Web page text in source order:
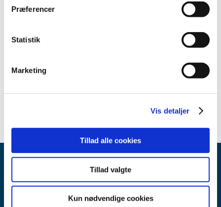
Præferencer
Statistik
Marketing
Vis detaljer
Tillad alle cookies
Tillad valgte
Kun nødvendige cookies
2009 (14)
oktober (1)
januar (1)